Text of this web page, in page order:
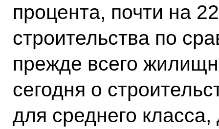
процента, почти на
строительства по
прежде всего
сегодня о
для среднего